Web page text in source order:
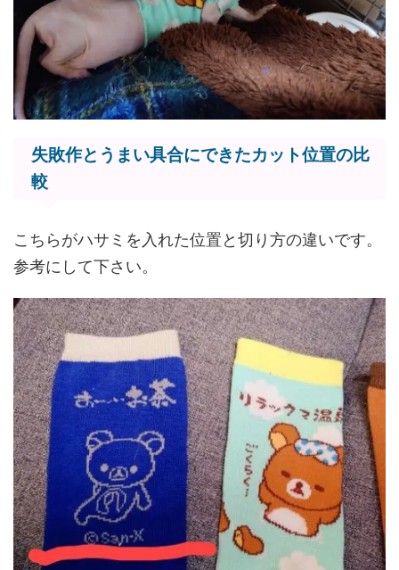
失敗作とうまい具合にできたカット位置の比
較
こちらがハサミを入れた位置と切り方の違いです。
参考にして下さい。